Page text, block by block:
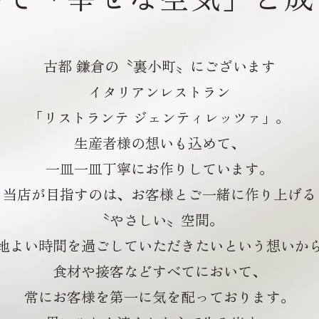
古都 鎌倉の〝裏小町〟にございます
イタリアンレストラン
「リストランテ ジェンティレッツァ」。
生産者様の想いも込めて、
一皿一皿丁寧にお作りしています。
当店が目指すのは、 お客様とご一緒に作り上げる
〝やさしい〟空間。
よい時間を過ごしていただきたい という想いか
食材や接客などすべてにおいて、
常にお客様を第一に気を配っております。